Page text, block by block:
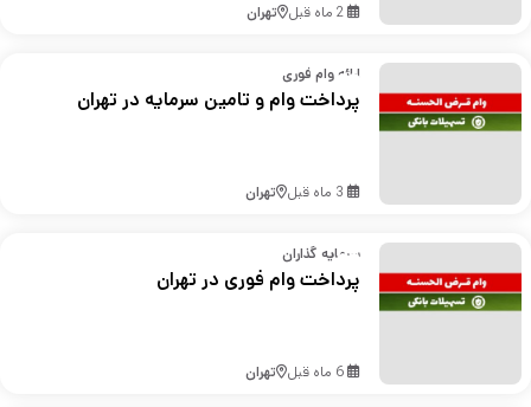
2 ماه قبل تهران
ارائه وام فوری
پرداخت وام و تامین سرمایه در تهران
3 ماه قبل تهران
سرمایه گذاران
پرداخت وام فوری در تهران
6 ماه قبل تهران